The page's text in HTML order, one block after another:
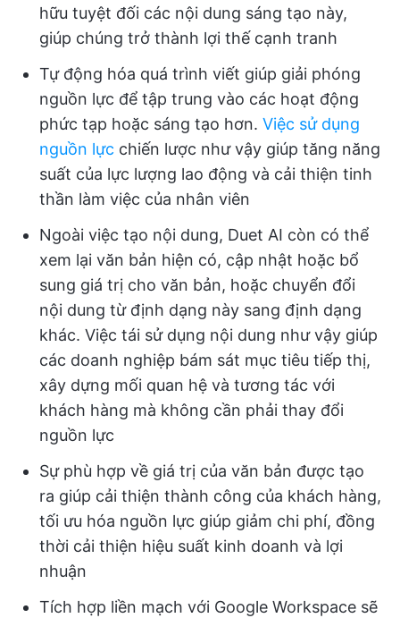
hữu tuyệt đối các nội dung sáng tạo này,
giúp chúng trở thành lợi thế cạnh tranh
Tự động hóa quá trình viết giúp giải phóng
nguồn lực để tập trung vào các hoạt động
phức tạp hoặc sáng tạo hơn. Việc sử dụng
nguồn lực chiến lược như vậy giúp tăng năng
suất của lực lượng lao động và cải thiện tinh
thần làm việc của nhân viên
Ngoài việc tạo nội dung, Duet AI còn có thể
xem lại văn bản hiện có, cập nhật hoặc bổ
sung giá trị cho văn bản, hoặc chuyển đổi
nội dung từ định dạng này sang định dạng
khác. Việc tái sử dụng nội dung như vậy giúp
các doanh nghiệp bám sát mục tiêu tiếp thị,
xây dựng mối quan hệ và tương tác với
khách hàng mà không cần phải thay đổi
nguồn lực
Sự phù hợp về giá trị của văn bản được tạo
ra giúp cải thiện thành công của khách hàng,
tối ưu hóa nguồn lực giúp giảm chi phí, đồng
thời cải thiện hiệu suất kinh doanh và lợi
nhuận
Tích hợp liền mạch với Google Workspace sẽ